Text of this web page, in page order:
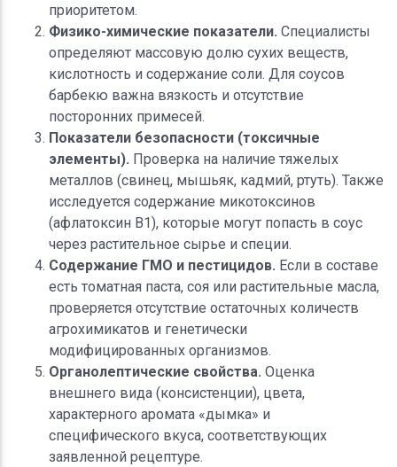
приоритетом.
Физико-химические показатели. Специалисты
определяют массовую долю сухих веществ,
кислотность и содержание соли. Для соусов
барбекю важна вязкость и отсутствие
посторонних примесей.
Показатели безопасности (токсичные
элементы). Проверка на наличие тяжелых
металлов (свинец, мышьяк, кадмий, ртуть). Также
исследуется содержание микотоксинов
(афлатоксин В1), которые могут попасть в соус
через растительное сырье и специи.
Содержание ГМО и пестицидов. Если в составе
есть томатная паста, соя или растительные масла,
проверяется отсутствие остаточных количеств
агрохимикатов и генетически
модифицированных организмов.
Органолептические свойства. Оценка
внешнего вида (консистенции), цвета,
характерного аромата «дымка» и
специфического вкуса, соответствующих
заявленной рецептуре.